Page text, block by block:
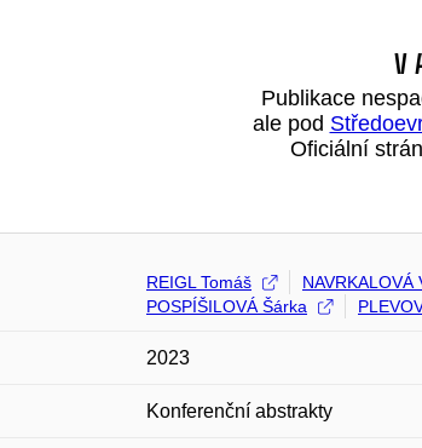
Publikace
ale pod
Oficiální
REIGL Tomáš NAVRKALOVÁ
POSPÍŠILOVÁ Šárka
2023
Konferenční abstrakty